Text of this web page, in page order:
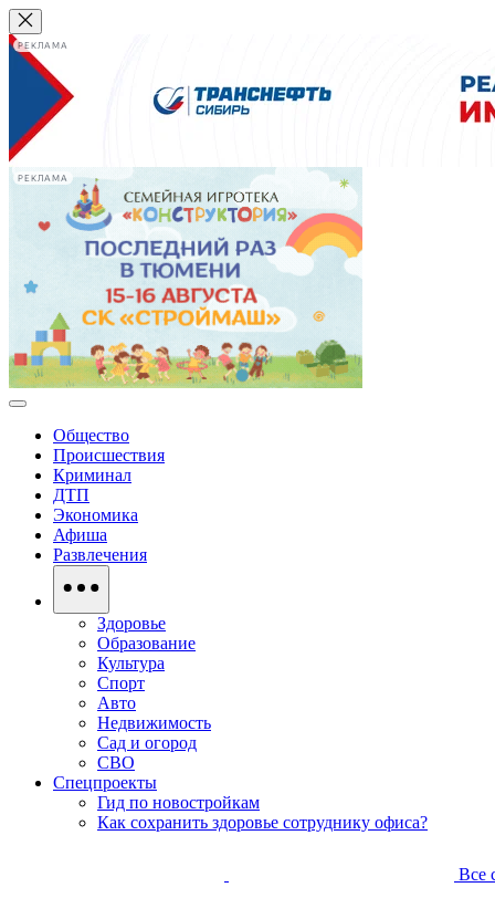
РЕКЛАМА
РЕКЛАМА
Общество
Происшествия
Криминал
ДТП
Экономика
Афиша
Развлечения
Здоровье
Образование
Культура
Спорт
Авто
Недвижимость
Сад и огород
СВО
Спецпроекты
Гид по новостройкам
Как сохранить здоровье сотруднику офиса?
Все